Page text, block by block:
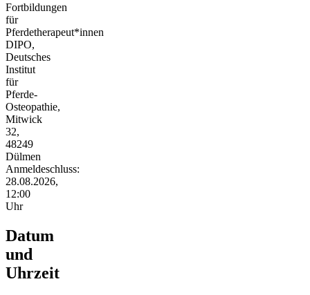
Fortbildungen
für
Pferdetherapeut*innen
DIPO,
Deutsches
Institut
für
Pferde-
Osteopathie,
Mitwick
32,
48249
Dülmen
Anmeldeschluss:
28.08.2026,
12:00
Uhr
Datum
und
Uhrzeit